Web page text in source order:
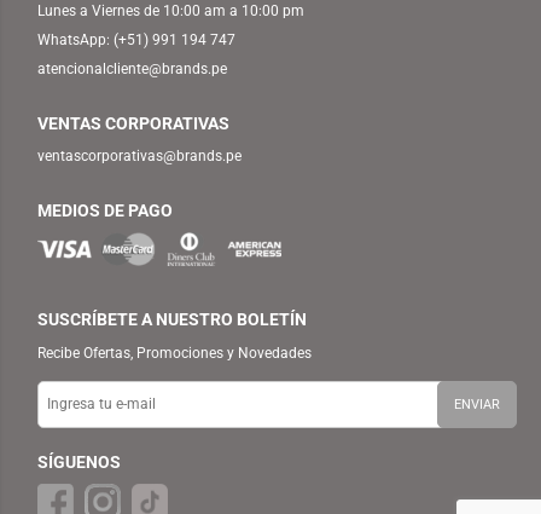
Lunes a Viernes de 10:00 am a 10:00 pm
WhatsApp: (+51) 991 194 747
atencionalcliente@brands.pe
VENTAS CORPORATIVAS
ventascorporativas@brands.pe
MEDIOS DE PAGO
SUSCRÍBETE A NUESTRO BOLETÍN
Recibe Ofertas, Promociones y Novedades
SÍGUENOS